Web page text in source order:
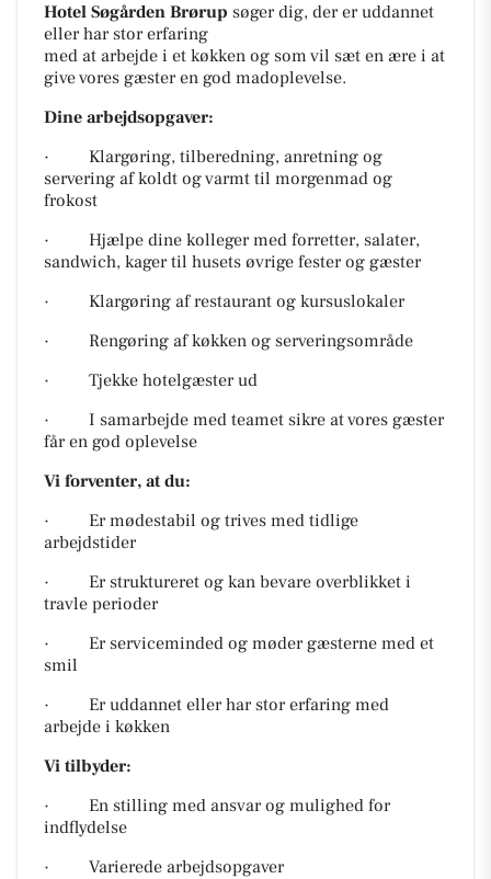
Hotel Søgården Brørup søger dig, der er uddannet
eller har stor erfaring
med at arbejde i et køkken og som vil sæt en ære i at
give vores gæster en god madoplevelse.
Dine arbejdsopgaver:
· Klargøring, tilberedning, anretning og
servering af koldt og varmt til morgenmad og
frokost
· Hjælpe dine kolleger med forretter, salater,
sandwich, kager til husets øvrige fester og gæster
· Klargøring af restaurant og kursuslokaler
· Rengøring af køkken og serveringsområde
· Tjekke hotelgæster ud
· I samarbejde med teamet sikre at vores gæster
får en god oplevelse
Vi forventer, at du:
· Er mødestabil og trives med tidlige
arbejdstider
· Er struktureret og kan bevare overblikket i
travle perioder
· Er serviceminded og møder gæsterne med et
smil
· Er uddannet eller har stor erfaring med
arbejde i køkken
Vi tilbyder:
· En stilling med ansvar og mulighed for
indflydelse
· Varierede arbejdsopgaver